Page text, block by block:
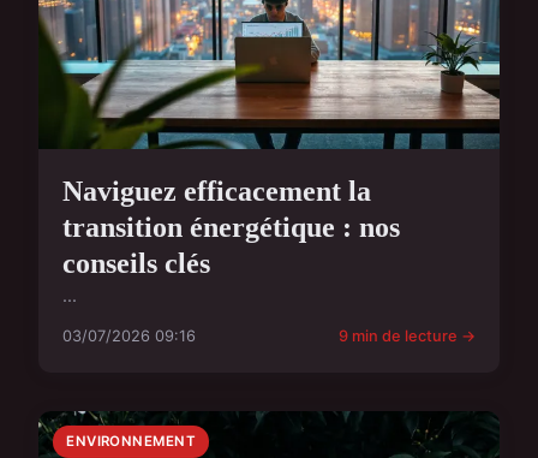
Naviguez efficacement la
transition énergétique : nos
conseils clés
...
03/07/2026 09:16 9 min de lecture →
ENVIRONNEMENT